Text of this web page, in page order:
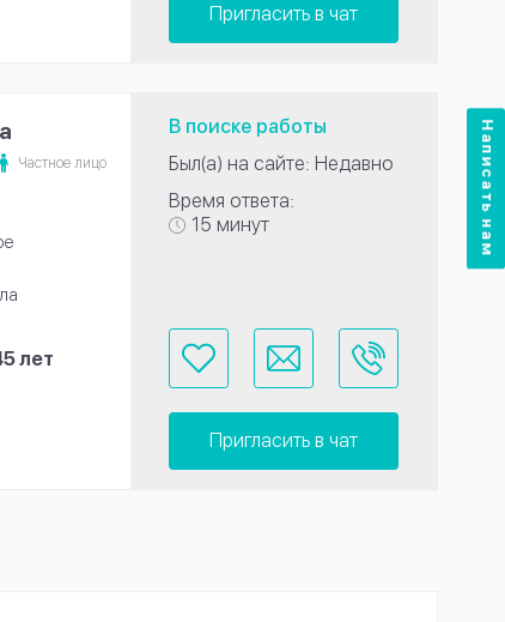
Пригласить в чат
Частное лицо
лет
В поиске работы
Был(а) на сайте: Недавно
Время ответа:
15 минут
Пригласить в чат
Написать нам